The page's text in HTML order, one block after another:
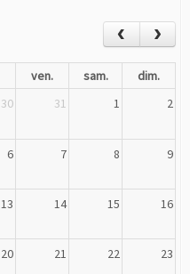
ven. sam.
dim.
30 31 1 2
6 7 8 9
13 14 15 16
20 21 22 23